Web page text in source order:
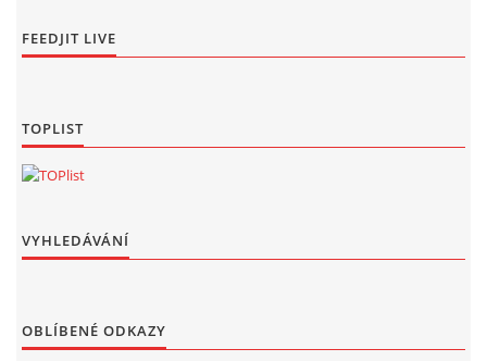
FEEDJIT LIVE
TOPLIST
VYHLEDÁVÁNÍ
OBLÍBENÉ ODKAZY